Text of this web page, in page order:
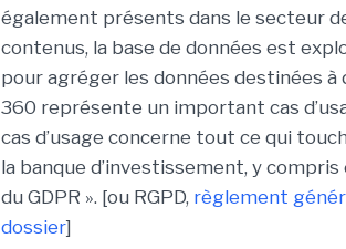
également présents dans le secteur
contenus, la base de données est
pour agréger les données destinées
360 représente un important cas
cas d’usage concerne tout ce qui
la banque d’investissement, y
du GDPR ». [ou RGPD, règlement
dossier]